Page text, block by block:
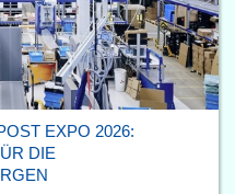
EXPO 2026:
DIE